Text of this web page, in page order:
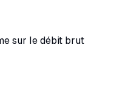
sur le débit brut